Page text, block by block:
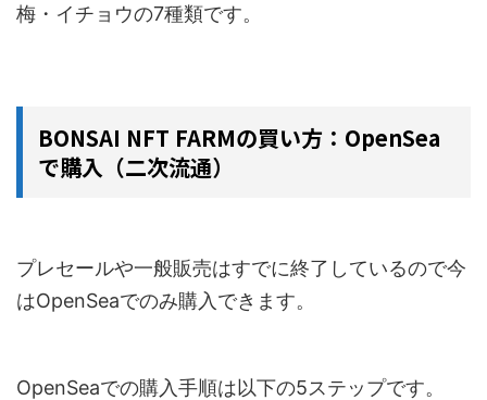
梅・イチョウの7種類です。
BONSAI NFT FARMの買い方：OpenSea
で購入（二次流通）
プレセールや一般販売はすでに終了しているので今
はOpenSeaでのみ購入できます。
OpenSeaでの購入手順は以下の5ステップです。